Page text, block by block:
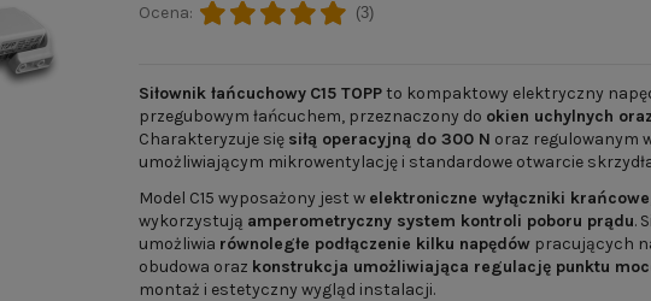
Ocena: (3)
Siłownik łańcuchowy C15 TOPPto kompaktowy elektryczny
przegubowym łańcuchem, przeznaczony do okien uchylnych
Charakteryzuje się siłą operacyjną do 300 N oraz regulowanym
umożliwiającym mikrowentylację i standardowe otwarcie
Model C15 wyposażony jest w elektroniczne wyłączniki krańcowe
wykorzystują amperometryczny system kontroli poboru prądu.
umożliwia równoległe podłączenie kilku napędówpracujących
obudowa oraz konstrukcja umożliwiająca regulację punktu
montaż i estetyczny wygląd instalacji.